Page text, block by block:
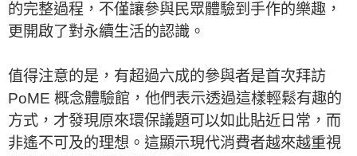
的完整過程，不僅讓參與民眾體驗到手作的樂趣，
更開啟了對永續生活的認識。
值得注意的是，有超過六成的參與者是首次拜訪
PoME 概念體驗館，他們表示透過這樣輕鬆有趣的
方式，才發現原來環保議題可以如此貼近日常，而
非遙不可及的理想。這顯示現代消費者越來越重視